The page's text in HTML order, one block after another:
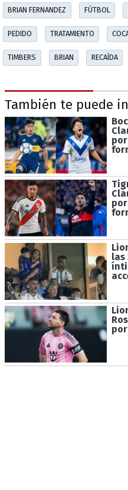
BRIAN FERNANDEZ FÚTBOL
PEDIDO TRATAMIENTO
TIMBERS BRIAN RECAÍDA
También te puede
las